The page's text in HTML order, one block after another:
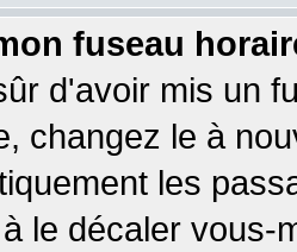
fuseau
d'avoir mis un
changez le à
les
le décaler vous-